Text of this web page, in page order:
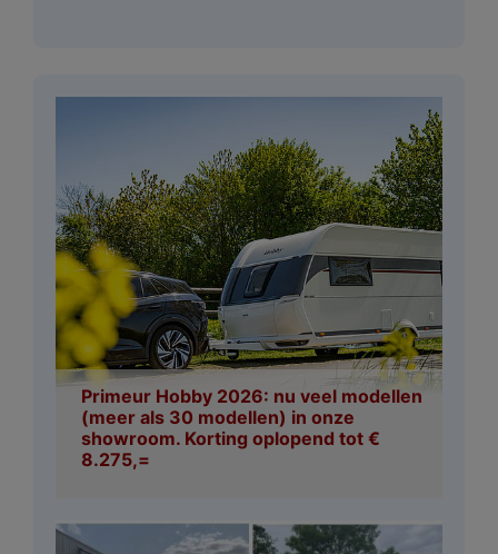
Primeur Hobby 2026: nu veel modellen
(meer als 30 modellen) in onze
showroom. Korting oplopend tot €
8.275,=